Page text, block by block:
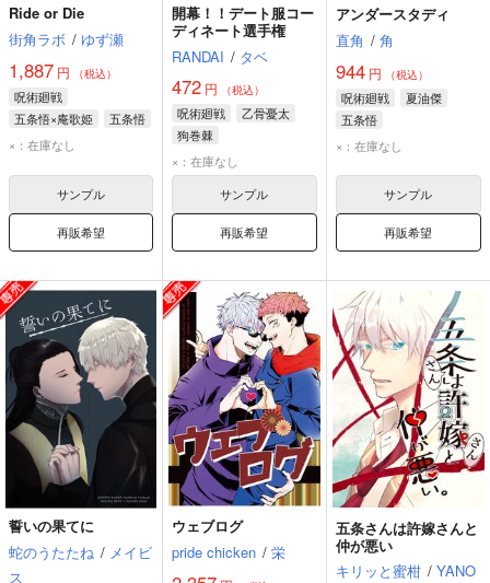
Ride or Die
街角ラボ / ゆず瀬
1,887 円 （税込）
呪術廻戦
五条悟×庵歌姫
五条悟
庵歌姫
×：在庫なし
サンプル
再販希望
開幕！！デート服コー
ディネート選手権
RANDAI / タベ
472 円 （税込）
呪術廻戦
乙骨憂太
狗巻棘
×：在庫なし
サンプル
再販希望
アンダースタディ
直角 / 角
944円 （税込）
呪術廻戦
夏油傑
五条悟
×：在庫なし
サンプル
再販希望
誓いの果てに
蛇のうたたね / メイビ
ス
ウェブログ
pride chicken / 栄
五条さんは許嫁さんと
仲が悪い
キリッと蜜柑 / YANO